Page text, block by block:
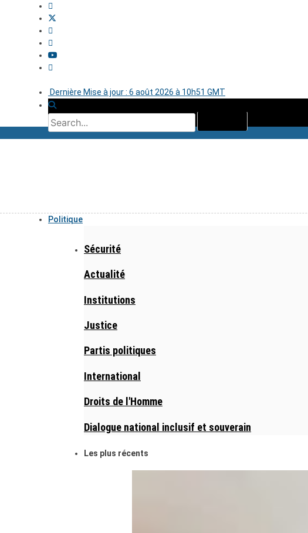
Dernière Mise à jour : 6 août 2026 à 10h51 GMT
Politique
Sécurité
Actualité
Institutions
Justice
Partis politiques
International
Droits de l'Homme
Dialogue national inclusif et souverain
Les plus récents